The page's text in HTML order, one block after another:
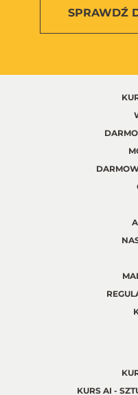
SPRAWDŹ
KURS AI -